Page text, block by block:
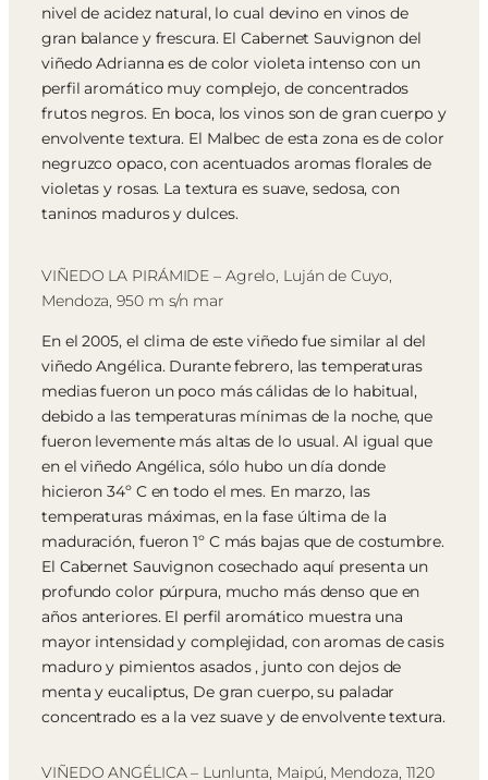
nivel de acidez natural, lo cual devino en vinos de
gran balance y frescura. El Cabernet Sauvignon del
viñedo Adrianna es de color violeta intenso con un
perfil aromático muy complejo, de concentrados
frutos negros. En boca, los vinos son de gran cuerpo y
envolvente textura. El Malbec de esta zona es de color
negruzco opaco, con acentuados aromas florales de
violetas y rosas. La textura es suave, sedosa, con
taninos maduros y dulces.
VIÑEDO LA PIRÁMIDE – Agrelo, Luján de Cuyo,
Mendoza, 950 m s/n mar
En el 2005, el clima de este viñedo fue similar al del
viñedo Angélica. Durante febrero, las temperaturas
medias fueron un poco más cálidas de lo habitual,
debido a las temperaturas mínimas de la noche, que
fueron levemente más altas de lo usual. Al igual que
en el viñedo Angélica, sólo hubo un día donde
hicieron 34º C en todo el mes. En marzo, las
temperaturas máximas, en la fase última de la
maduración, fueron 1º C más bajas que de costumbre.
El Cabernet Sauvignon cosechado aquí presenta un
profundo color púrpura, mucho más denso que en
años anteriores. El perfil aromático muestra una
mayor intensidad y complejidad, con aromas de casis
maduro y pimientos asados , junto con dejos de
menta y eucaliptus, De gran cuerpo, su paladar
concentrado es a la vez suave y de envolvente textura.
VIÑEDO ANGÉLICA – Lunlunta, Maipú, Mendoza, 1120